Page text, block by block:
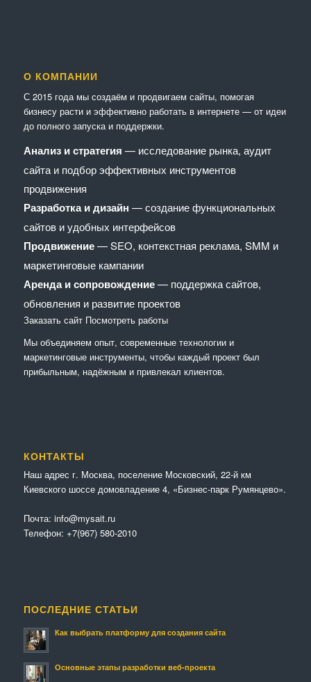
О КОМПАНИИ
С 2015 года мы создаём и продвигаем сайты, помогая
бизнесу расти и эффективно работать в интернете — от идеи
до полного запуска и поддержки.
Анализ и стратегия — исследование рынка, аудит
сайта и подбор эффективных инструментов
продвижения
Разработка и дизайн — создание функциональных
сайтов и удобных интерфейсов
Продвижение— SEO, контекстная реклама, SMM и
маркетинговые кампании
Аренда и сопровождение— поддержка сайтов,
обновления и развитие проектов
Заказать сайт Посмотреть работы
Мы объединяем опыт, современные технологии и
маркетинговые инструменты, чтобы каждый проект был
прибыльным, надёжным и привлекал клиентов.
КОНТАКТЫ
Наш адрес г. Москва, поселение Московский, 22-й км
Киевского шоссе домовладение 4, «Бизнес-парк Румянцево».
Почта: info@mysait.ru
Телефон: +7(967) 580-2010
ПОСЛЕДНИЕ СТАТЬИ
Как выбрать платформу для создания сайта
Основные этапы разработки веб-проекта